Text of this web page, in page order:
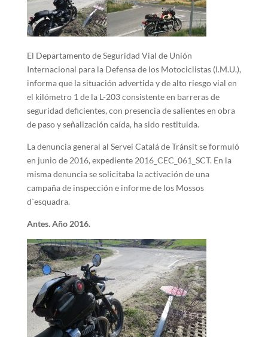
El Departamento de Seguridad Vial de Unión
Internacional para la Defensa de los Motociclistas (I.M.U.),
informa que la situación advertida y de alto riesgo vial en
el kilómetro 1 de la L-203 consistente en barreras de
seguridad deficientes, con presencia de salientes en obra
de paso y señalización caída, ha sido restituida.
La denuncia general al Servei Catalá de Tránsit se formuló
en junio de 2016, expediente 2016_CEC_061_SCT. En la
misma denuncia se solicitaba la activación de una
campaña de inspección e informe de los Mossos
d`esquadra.
Antes. Año 2016.